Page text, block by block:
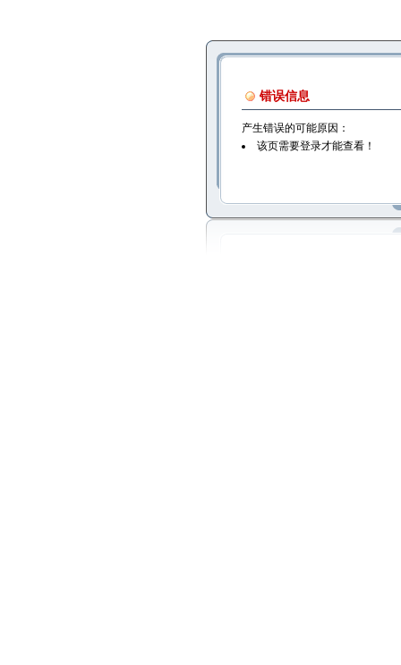
错误信息
产生错误的可能原因：
该页需要登录才能查看！